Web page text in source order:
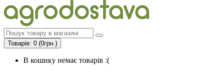
Товарів: 0 (0грн.)
В кошику немає товарів :(